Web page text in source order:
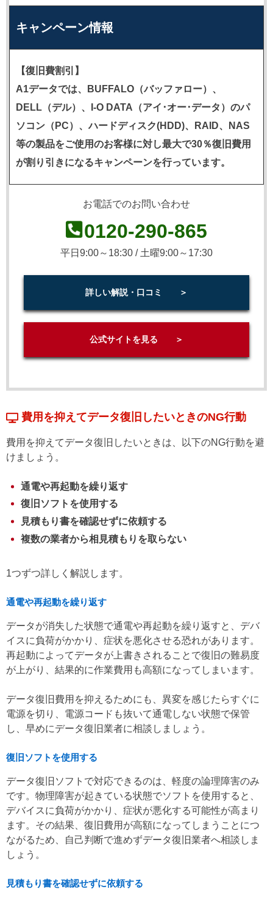
キャンペーン情報
【復旧費割引】
A1データでは、BUFFALO（バッファロー）、
DELL（デル）、I-O DATA（アイ･オー･データ）のパ
ソコン（PC）、ハードディスク(HDD)、RAID、NAS
等の製品をご使用のお客様に対し最大で30％復旧費用
が割り引きになるキャンペーンを行っています。
お電話でのお問い合わせ
0120-290-865
平日9:00～18:30 / 土曜9:00～17:30
詳しい解説・口コミ ＞
公式サイトを見る ＞
費用を抑えてデータ復旧したいときのNG行動
費用を抑えてデータ復旧したいときは、以下のNG行動を避
けましょう。
通電や再起動を繰り返す
復旧ソフトを使用する
見積もり書を確認せずに依頼する
複数の業者から相見積もりを取らない
1つずつ詳しく解説します。
通電や再起動を繰り返す
データが消失した状態で通電や再起動を繰り返すと、デバ
イスに負荷がかかり、症状を悪化させる恐れがあります。
再起動によってデータが上書きされることで復旧の難易度
が上がり、結果的に作業費用も高額になってしまいます。
データ復旧費用を抑えるためにも、異変を感じたらすぐに
電源を切り、電源コードも抜いて通電しない状態で保管
し、早めにデータ復旧業者に相談しましょう。
復旧ソフトを使用する
データ復旧ソフトで対応できるのは、軽度の論理障害のみ
です。物理障害が起きている状態でソフトを使用すると、
デバイスに負荷がかかり、症状が悪化する可能性が高まり
ます。その結果、復旧費用が高額になってしまうことにつ
ながるため、自己判断で進めずデータ復旧業者へ相談しま
しょう。
見積もり書を確認せずに依頼する